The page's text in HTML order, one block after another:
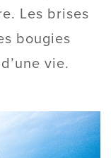
Les brises
bougies
vie.